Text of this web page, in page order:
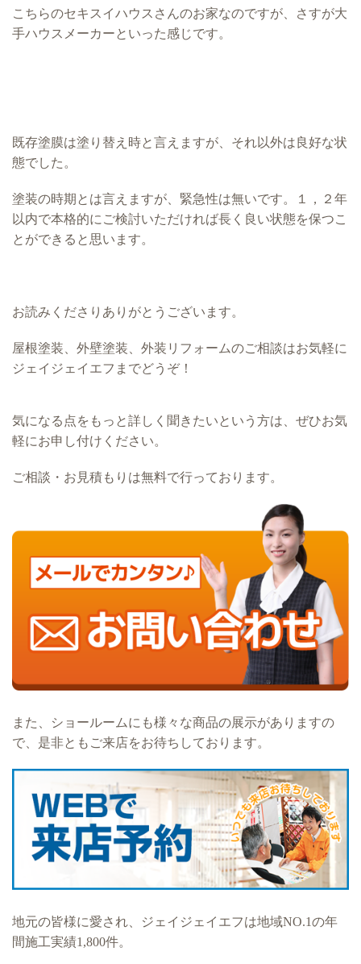
こちらのセキスイハウスさんのお家なのですが、さすが大
手ハウスメーカーといった感じです。
既存塗膜は塗り替え時と言えますが、それ以外は良好な状
態でした。
塗装の時期とは言えますが、緊急性は無いです。１，２年
以内で本格的にご検討いただければ長く良い状態を保つこ
とができると思います。
お読みくださりありがとうございます。
屋根塗装、外壁塗装、外装リフォームのご相談はお気軽に
ジェイジェイエフまでどうぞ！
気になる点をもっと詳しく聞きたいという方は、ぜひお気
軽にお申し付けください。
ご相談・お見積もりは無料で行っております。
また、ショールームにも様々な商品の展示がありますの
で、是非ともご来店をお待ちしております。
地元の皆様に愛され、ジェイジェイエフは地域NO.1の年
間施工実績1,800件。